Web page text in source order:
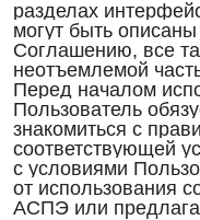
разделах
могут быть
Соглашению, все
неотъемлемой
Перед началом
Пользователь
знакомиться с
соответствующей
с условиями
от использования
АСПЭ или